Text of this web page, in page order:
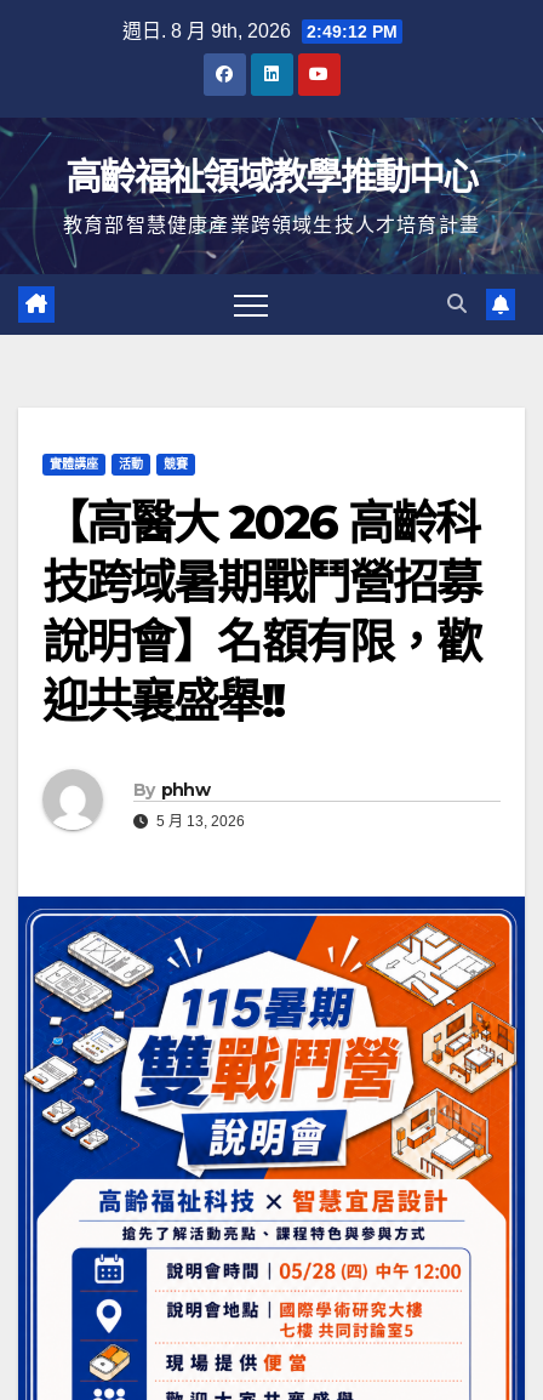
週日. 8 月 9th, 2026 2:49:12 PM
高齡福祉領域教學推動中心
教育部智慧健康產業跨領域生技人才培育計畫
實體講座 活動 競賽
【高醫大 2026 高齡科
技跨域暑期戰鬥營招募
說明會】名額有限，歡
迎共襄盛舉!!
By phhw
5 月 13, 2026